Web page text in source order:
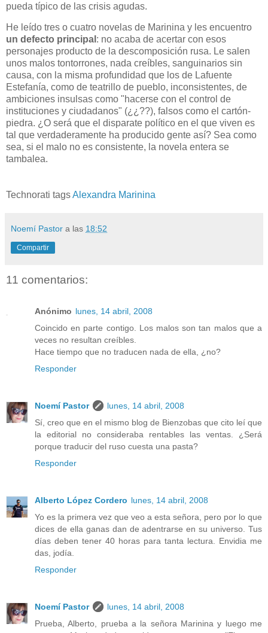
pueda típico de las crisis agudas.
He leído tres o cuatro novelas de Marinina y les encuentro
un defecto principal : no acaba de acertar con esos
personajes producto de la descomposición rusa. Le salen
unos malos tontorrones, nada creíbles, sanguinarios sin
causa, con la misma profundidad que los de Lafuente
Estefanía, como de teatrillo de pueblo, inconsistentes, de
ambiciones insulsas como "hacerse con el control de
instituciones y ciudadanos" (¿¿??), falsos como el cartón-
piedra. ¿O será que el disparate político en el que viven es
tal que verdaderamente ha producido gente así? Sea como
sea, si el malo no es consistente, la novela entera se
tambalea.
Technorati tagsAlexandra Marinina
Noemí Pastor a las 18:52
Compartir
11 comentarios:
Anónimo lunes, 14 abril, 2008
Coincido en parte contigo. Los malos son tan malos que a
veces no resultan creíbles.
Hace tiempo que no traducen nada de ella, ¿no?
Responder
Noemí Pastor
lunes, 14 abril, 2008
Sí, creo que en el mismo blog de Bienzobas que cito leí que
la editorial no consideraba rentables las ventas. ¿Será
porque traducir del ruso cuesta una pasta?
Responder
Alberto López Cordero lunes, 14 abril, 2008
Yo es la primera vez que veo a esta señora, pero por lo que
dices de ella ganas dan de adentrarse en su universo. Tus
días deben tener 40 horas para tanta lectura. Envidia me
das, jodía.
Responder
Noemí Pastor
lunes, 14 abril, 2008
Prueba, Alberto, prueba a la señora Marinina y luego me